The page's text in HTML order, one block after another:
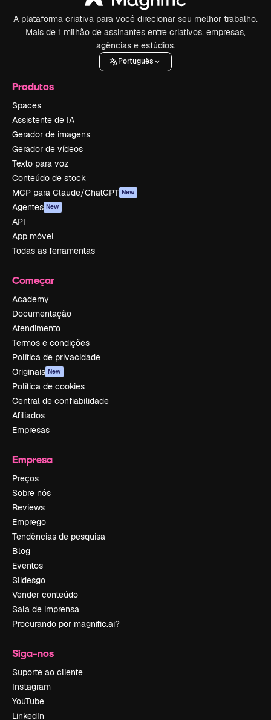
A plataforma criativa para você direcionar seu melhor trabalho.
Mais de 1 milhão de assinantes entre criativos, empresas,
agências e estúdios.
Português
Produtos
Spaces
Assistente de IA
Gerador de imagens
Gerador de vídeos
Texto para voz
Conteúdo de stock
MCP para Claude/ChatGPT New
Agentes New
API
App móvel
Todas as ferramentas
Começar
Academy
Documentação
Atendimento
Termos e condições
Política de privacidade
Originais New
Política de cookies
Central de confiabilidade
Afiliados
Empresas
Empresa
Preços
Sobre nós
Reviews
Emprego
Tendências de pesquisa
Blog
Eventos
Slidesgo
Vender conteúdo
Sala de imprensa
Procurando por magnific.ai?
Siga-nos
Suporte ao cliente
Instagram
YouTube
LinkedIn